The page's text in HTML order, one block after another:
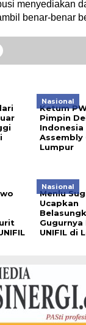
menyediakan
benar-benar
Nasional
Ketum
Pimpin
Indonesia
Assembly
Lumpur
Nasional
Menlu
Ucapkan
UNIFIL di